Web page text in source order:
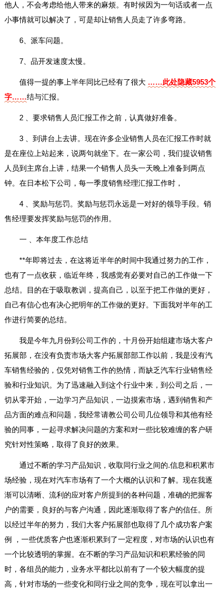
他人，不会考虑给他人带来的麻烦。有时候因为一句话或者一点
小事情就可以解决了，可是却让销售人员走了许多弯路。
6、派车问题。
7、品开发速度太慢。
值得一提的事上半年同比已经有了很大 ……此处隐藏5953个
字……结与汇报。
2 、要求销售人员汇报工作之前，认真做好准备。
3 、到讲台上去讲。现在许多企业销售人员在汇报工作时就
是在座位上站起来，说两句就坐下。在一家公司，我们提议销售
人员到主席台上讲，结果一个销售人员头一天晚上准备到两点
钟。在日本松下公司，每一季度销售经理汇报工作时，
4 、奖励与惩罚。奖励与惩罚永远是一对好的领导手段。销
售经理要发挥奖励与惩罚的作用。
一 、本年度工作总结
**年即将过去，在这将近半年的时间中我通过努力的工作，
也有了一点收获，临近年终，我感觉有必要对自己的工作做一下
总结。目的在于吸取教训，提高自己，以至于把工作做的更好，
自己有信心也有决心把明年的工作做的更好。下面我对半年的工
作进行简要的总结。
我是今年九月份到公司工作的，十月份开始组建市场大客户
拓展部，在没有负责市场大客户拓展部部工作以前，我是没有汽
车销售经验的，仅凭对销售工作的热情，而缺乏汽车行业销售经
验和行业知识。为了迅速融入到这个行业中来，到公司之后，一
切从零开始，一边学习产品知识，一边摸索市场，遇到销售和产
品方面的难点和问题，我经常请教公司公司几位领导和其他有经
验的同事，一起寻求解决问题的方案和对一些比较难缠的客户研
究针对性策略，取得了良好的效果。
通过不断的学习产品知识，收取同行业之间的.信息和积累市
场经验，现在对汽车市场有了一个大概的认识和了解。现在我逐
渐可以清晰、流利的应对客户所提到的各种问题，准确的把握客
户的需要，良好的与客户沟通，因此逐渐取得了客户的信任。所
以经过半年的努力，我们大客户拓展部也取得了几个成功客户案
例 ，一些优质客户也逐渐积累到了一定程度，对市场的认识也有
一个比较透明的掌握。在不断的学习产品知识和积累经验的同
时，各组员的能力，业务水平都比以前有了一个较大幅度的提
高，针对市场的一些变化和同行业之间的竞争，现在可以拿出一